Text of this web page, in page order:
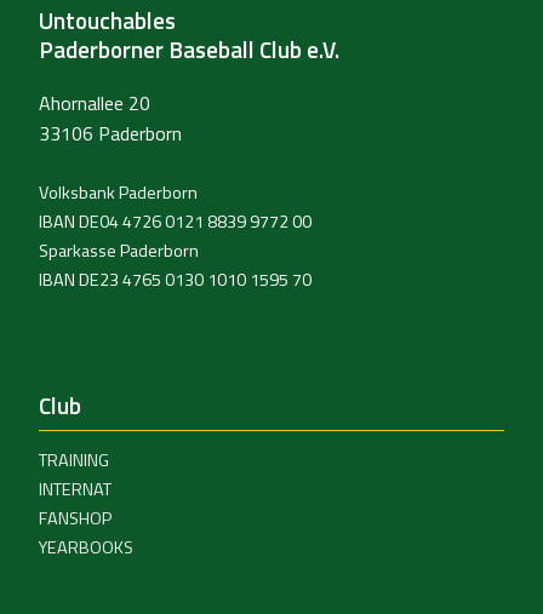
Untouchables
Paderborner Baseball Club e.V.
Ahornallee 20
33106 Paderborn
Volksbank Paderborn
IBAN DE04 4726 0121 8839 9772 00
Sparkasse Paderborn
IBAN DE23 4765 0130 1010 1595 70
Club
TRAINING
INTERNAT
FANSHOP
YEARBOOKS